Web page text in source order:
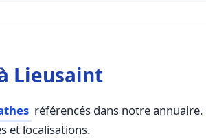
Lieusaint
référencés dans notre
et localisations.